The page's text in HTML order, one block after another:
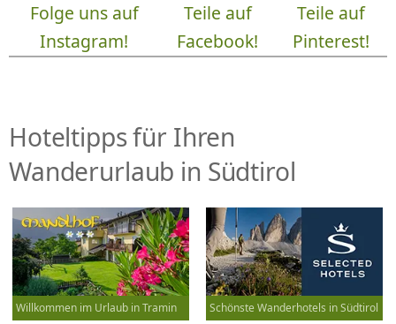
Folge uns auf
Instagram!
Teile auf
Facebook!
Teile auf
Pinterest!
Hoteltipps für Ihren
Wanderurlaub in Südtirol
Willkommen im Urlaub in Tramin Schönste Wanderhotels in Südtirol